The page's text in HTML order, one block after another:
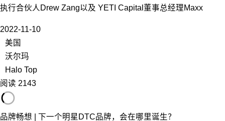
执行合伙人Drew Zang以及 YETI Capital董事总经理Maxx
2022-11-10
美国
沃尔玛
Halo Top
阅读 2143
品牌畅想 | 下一个明星DTC品牌，会在哪里诞生？